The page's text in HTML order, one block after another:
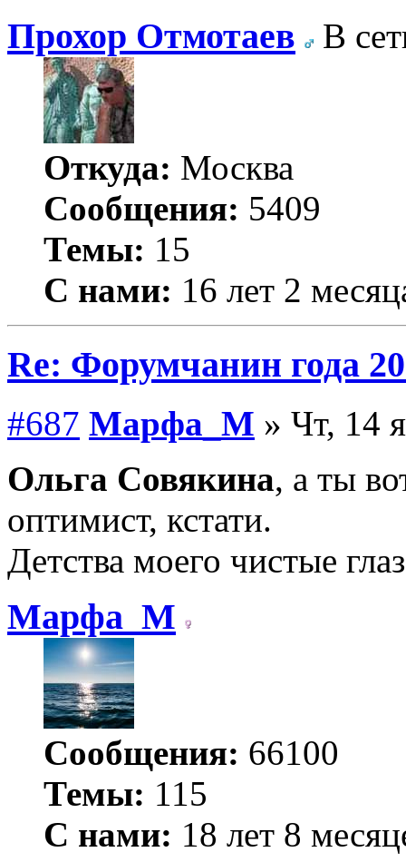
Прохор Отмотаев В
Откуда: Москва
Сообщения: 5409
Темы: 15
С нами: 16 лет 2
Re: Форумчанин
#687 Марфа_М » Чт, 14
Ольга Совякина, а ты
оптимист, кстати.
Детства моего чистые
Марфа_М
Сообщения: 66100
Темы: 115
С нами: 18 лет 8